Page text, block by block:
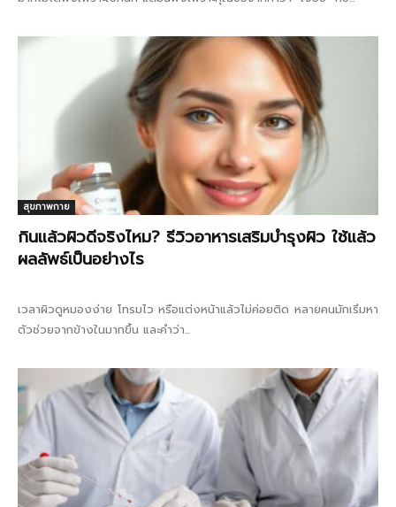
สุขภาพกาย
กินแล้วผิวดีจริงไหม? รีวิวอาหารเสริมบำรุงผิว ใช้แล้ว
ผลลัพธ์เป็นอย่างไร
เวลาผิวดูหมองง่าย โทรมไว หรือแต่งหน้าแล้วไม่ค่อยติด หลายคนมักเริ่มหา
ตัวช่วยจากข้างในมากขึ้น และคำว่า...